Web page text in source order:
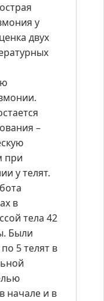
у
двух
–
при
у телят.
в
тела 42
Были
5 телят в
начале и в